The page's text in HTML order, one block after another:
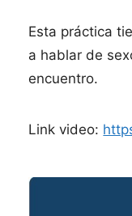
Esta práctica
a hablar de
encuentro.
Link video: